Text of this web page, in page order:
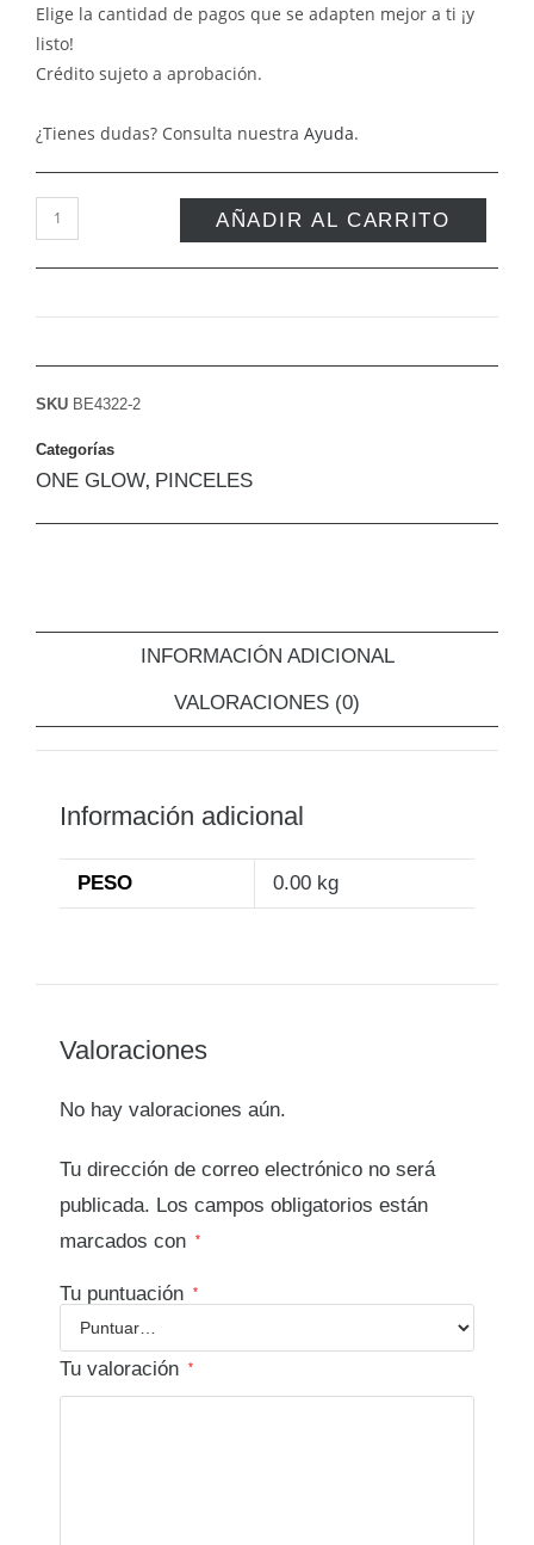
Elige la cantidad de pagos que se adapten mejor a ti ¡y
listo!
Crédito sujeto a aprobación.
¿Tienes dudas? Consulta nuestra Ayuda.
AÑADIR AL CARRITO
SKU BE4322-2
Categorías
ONE GLOW, PINCELES
INFORMACIÓN ADICIONAL
VALORACIONES (0)
Información adicional
PESO 0.00 kg
Valoraciones
No hay valoraciones aún.
Tu dirección de correo electrónico no será
publicada. Los campos obligatorios están
marcados con
*
Tu puntuación *
Tu valoración *